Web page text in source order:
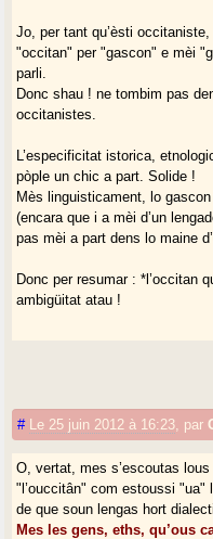
Jo, per tant qu’èsti
"occitan" per "gascon" e mèi
parli.
Donc shau ! ne tombim pas
occitanistes.
L’especificitat istorica,
pòple un chic a part. Solide !
Mès linguisticament, lo
(encara que i a mèi d’un
pas mèi a part dens lo maine
Donc per resumar : *l’occitan
ambigüitat atau !
# Le 25 juin 2012 à 16:23 par
O, vertat, mes s’escoutas
"l’ouccitân" com estoussi
de que soun lengas hort
Mes les gens, eths, qu’ous